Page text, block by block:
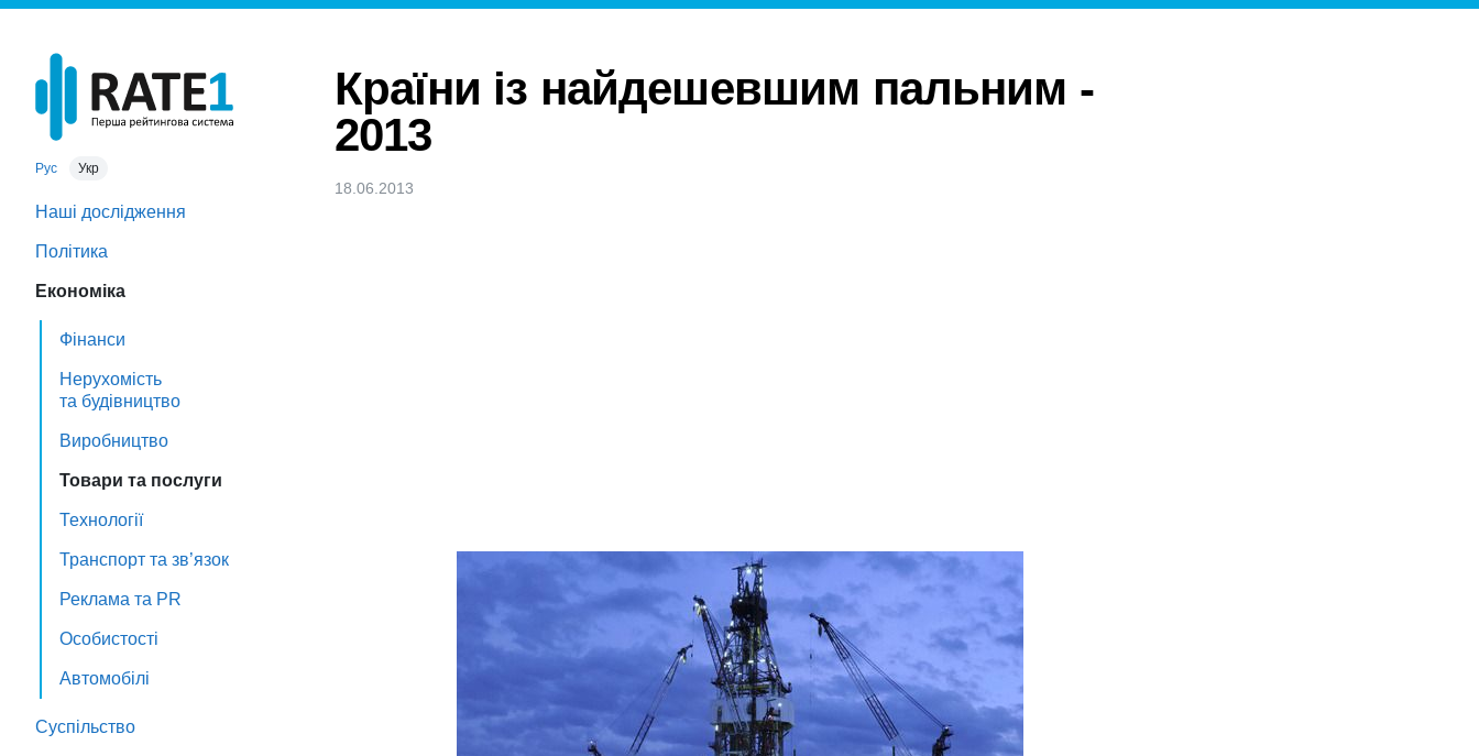
Рус Укр
Наші дослідження
Політика
Економіка
Фінанси
Нерухомість
та будівництво
Виробництво
Товари та послуги
Технології
Транспорт та зв’язок
Реклама та PR
Особистості
Автомобілі
Суспільство
Країни із найдешевшим пальним -
2013
18.06.2013